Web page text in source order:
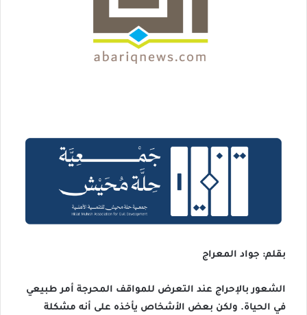
بقلم: جواد المعراج
الشعور بالإحراج عند التعرض للمواقف المحرجة أمر طبيعي
في الحياة. ولكن بعض الأشخاص يأخذه على أنه مشكلة